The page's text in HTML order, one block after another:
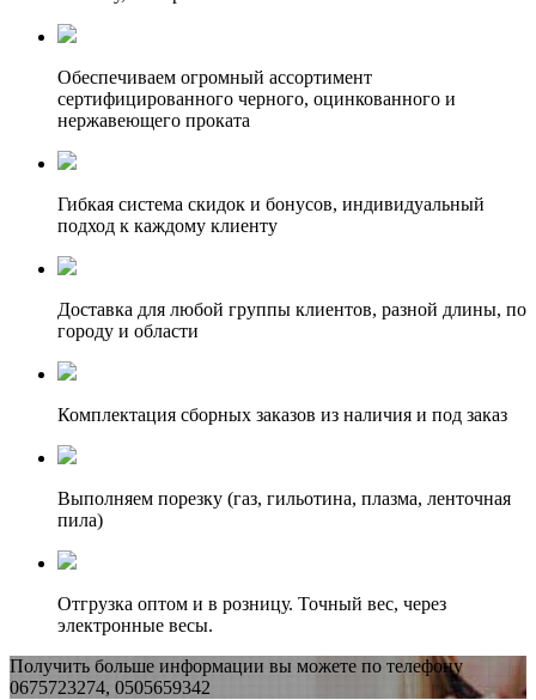
Обеспечиваем огромный ассортимент
сертифицированного черного, оцинкованного и
нержавеющего проката
Гибкая система скидок и бонусов, индивидуальный
подход к каждому клиенту
Доставка для любой группы клиентов, разной длины, по
городу и области
Комплектация сборных заказов из наличия и под заказ
Выполняем порезку (газ, гильотина, плазма, ленточная
пила)
Отгрузка оптом и в розницу. Точный вес, через
электронные весы.
Получить больше информации вы можете по телефону
0675723274, 0505659342